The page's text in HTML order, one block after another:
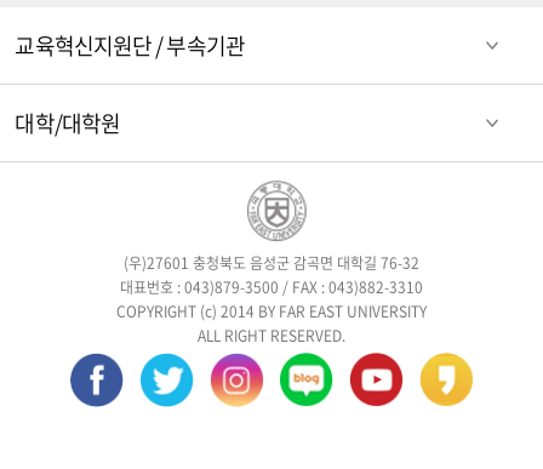
교육혁신지원단 / 부속기관
대학/대학원
(우)27601 충청북도 음성군 감곡면 대학길 76-32
대표번호 : 043)879-3500 / FAX : 043)882-3310
COPYRIGHT (c) 2014 BY FAR EAST UNIVERSITY
ALL RIGHT RESERVED.